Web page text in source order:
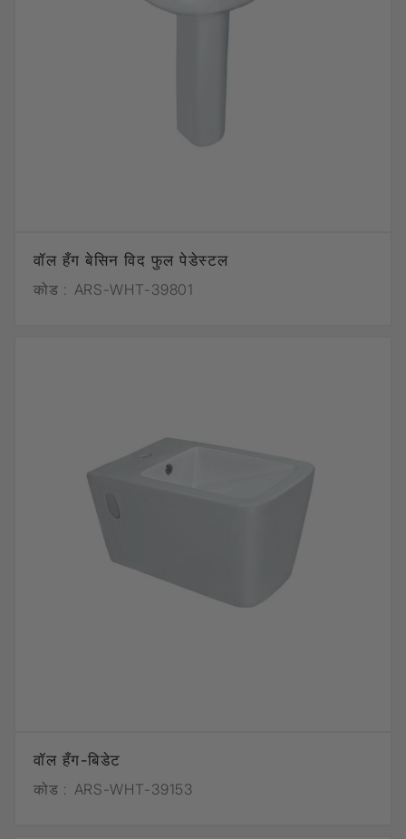
वॉल हँग बेसिन विद फुल पेडेस्टल
कोड : ARS-WHT-39801
वॉल हँग-बिडेट
कोड : ARS-WHT-39153